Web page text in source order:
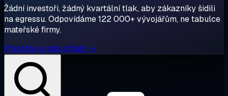
Žádní investoři, žádný kvartální tlak, aby zákazníky šidili
na egressu. Odpovídáme 122 000+ vývojářům, ne tabulce
mateřské firmy.
Přečtěte si náš příběh →